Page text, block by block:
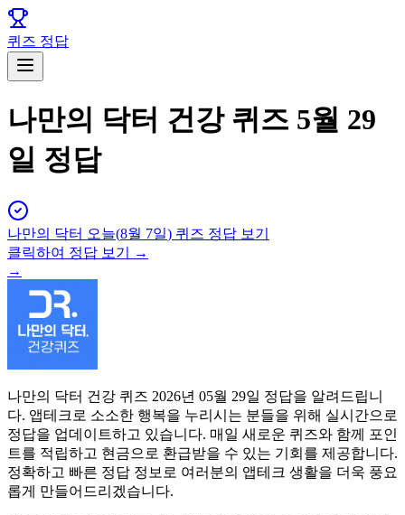
퀴즈 정답
나만의 닥터 건강 퀴즈 5월 29
일 정답
나만의 닥터 오늘(8월 7일) 퀴즈 정답 보기
클릭하여 정답 보기 →
→
나만의 닥터 건강 퀴즈 2026년 05월 29일 정답을 알려드립니
다. 앱테크로 소소한 행복을 누리시는 분들을 위해 실시간으로
정답을 업데이트하고 있습니다. 매일 새로운 퀴즈와 함께 포인
트를 적립하고 현금으로 환급받을 수 있는 기회를 제공합니다.
정확하고 빠른 정답 정보로 여러분의 앱테크 생활을 더욱 풍요
롭게 만들어드리겠습니다.